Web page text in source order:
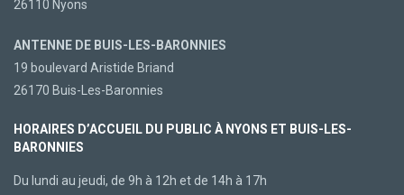
26110 Nyons
ANTENNE DE BUIS-LES-BARONNIES
19 boulevard Aristide Briand
26170 Buis-Les-Baronnies
HORAIRES D’ACCUEIL DU PUBLIC À NYONS ET BUIS-LES-
BARONNIES
Du lundi au jeudi, de 9h à 12h et de 14h à 17h